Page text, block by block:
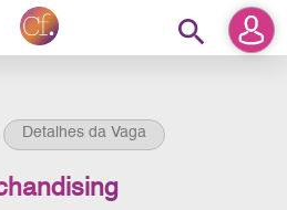
search
Detalhes da Vaga